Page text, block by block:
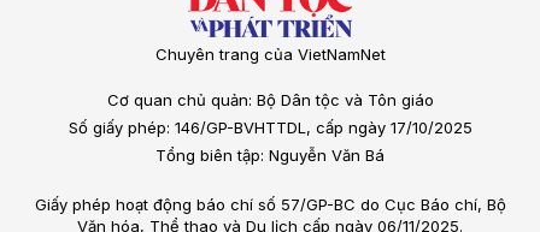
Chuyên trang của VietNamNet
Cơ quan chủ quản: Bộ Dân tộc và Tôn giáo
Số giấy phép: 146/GP-BVHTTDL, cấp ngày 17/10/2025
Tổng biên tập: Nguyễn Văn Bá
Giấy phép hoạt động báo chí số 57/GP-BC do Cục Báo chí, Bộ
Văn hóa, Thể thao và Du lịch cấp ngày 06/11/2025.